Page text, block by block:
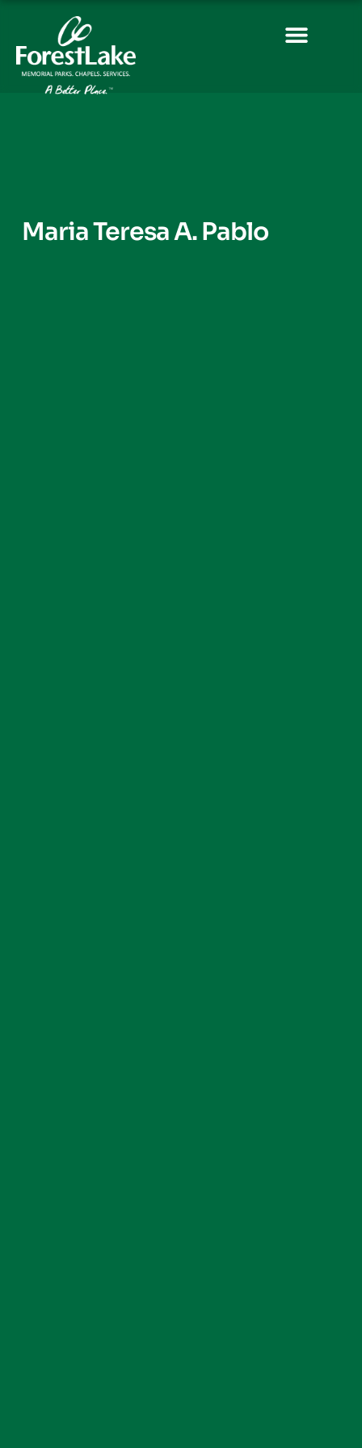
Maria Teresa A. Pablo